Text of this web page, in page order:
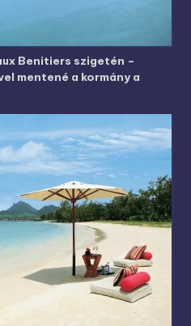
Benitiers szigetén –
mentené a kormány a